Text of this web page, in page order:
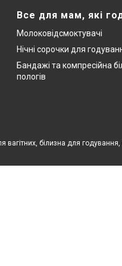
Все для мам, які
Молоковідсмоктувачі
Нічні сорочки для
Бандажі та компресійна
пологів